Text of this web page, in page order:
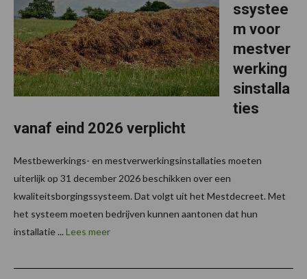
ssystee
m voor
mestver
werking
sinstalla
ties
vanaf eind 2026 verplicht
Mestbewerkings- en mestverwerkingsinstallaties moeten
uiterlijk op 31 december 2026 beschikken over een
kwaliteitsborgingssysteem. Dat volgt uit het Mestdecreet. Met
het systeem moeten bedrijven kunnen aantonen dat hun
installatie ... Lees meer